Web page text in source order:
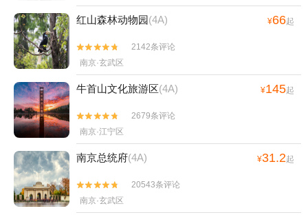
红山森林动物园(4A) ¥66起


2142条评论
南京·玄武区
牛首山文化旅游区(4A) ¥145起


2679条评论
南京·江宁区
南京总统府(4A) ¥31.2起


20543条评论
南京·玄武区